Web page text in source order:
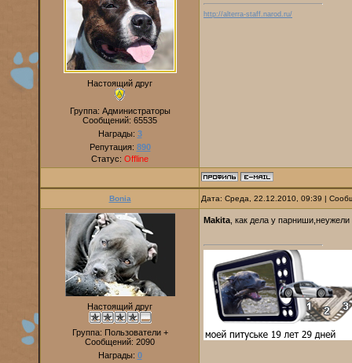
Настоящий друг
Группа: Администраторы
Сообщений: 65535
Награды: 3
Репутация: 890
Статус: Offline
http://alterra-staff.narod.ru/
Bonia Дата: Среда, 22.12.2010, 09:39 |
Настоящий друг
Группа: Пользователи +
Сообщений: 2090
Награды: 0
Makita , как дела у